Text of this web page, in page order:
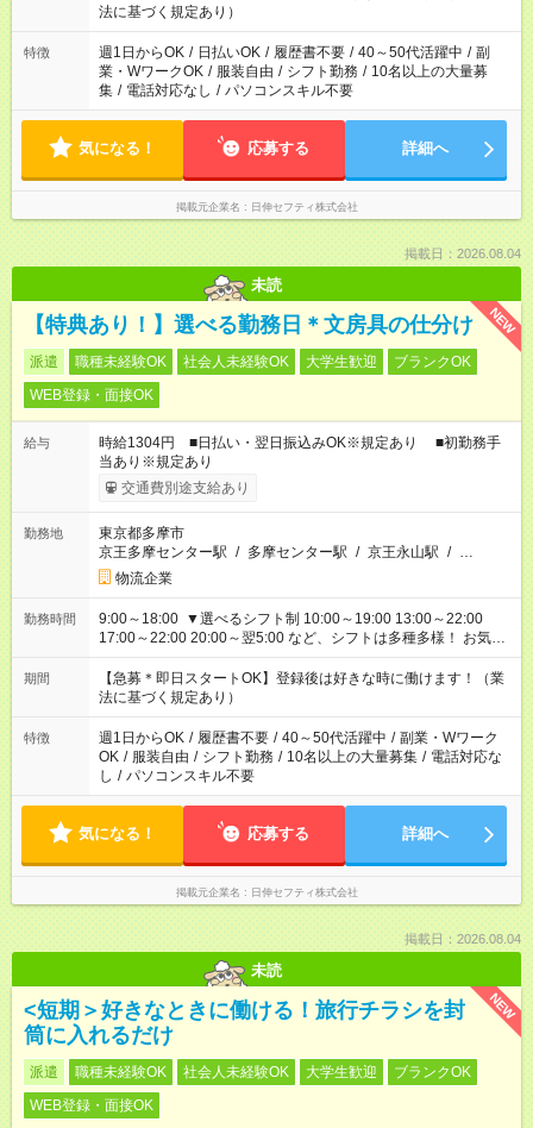
法に基づく規定あり）
特徴 週1日からOK / 日払いOK / 履歴書不要 / 40～50代活躍中 / 副
業・WワークOK / 服装自由 / シフト勤務 / 10名以上の大量募
集 / 電話対応なし / パソコンスキル不要
気になる！ 応募する 詳細へ
掲載元企業名 日伸セフティ株式会社
掲載日：2026.08.04
未読
NEW
【特典あり！】選べる勤務日＊文房具の仕分け
派遣 職種未経験OK 社会人未経験OK 大学生歓迎
ブランクOK
WEB登録・面接OK
給与
時給1304円 ■日払い・翌日振込みOK※規定あり ■初勤務手
当あり※規定あり
交通費別途支給あり
勤務地
東京都多摩市
京王多摩センター駅 / 多摩センター駅 / 京王永山駅 / …
物流企業
勤務時間
9:00～18:00 ▼選べるシフト制 10:00～19:00 13:00～22:00
17:00～22:00 20:00～翌5:00 など、シフトは多種多様！ お気軽
にご相談ください！
期間
【急募＊即日スタートOK】登録後は好きな時に働けます！（業
法に基づく規定あり）
特徴 週1日からOK / 履歴書不要 / 40～50代活躍中 / 副業・Wワーク
OK / 服装自由 / シフト勤務 / 10名以上の大量募集 / 電話対応な
し / パソコンスキル不要
気になる！ 応募する 詳細へ
掲載元企業名 日伸セフティ株式会社
掲載日：2026.08.04
未読
NEW
<短期＞好きなときに働ける！旅行チラシを封
筒に入れるだけ
派遣 職種未経験OK 社会人未経験OK 大学生歓迎
ブランクOK
WEB登録・面接OK